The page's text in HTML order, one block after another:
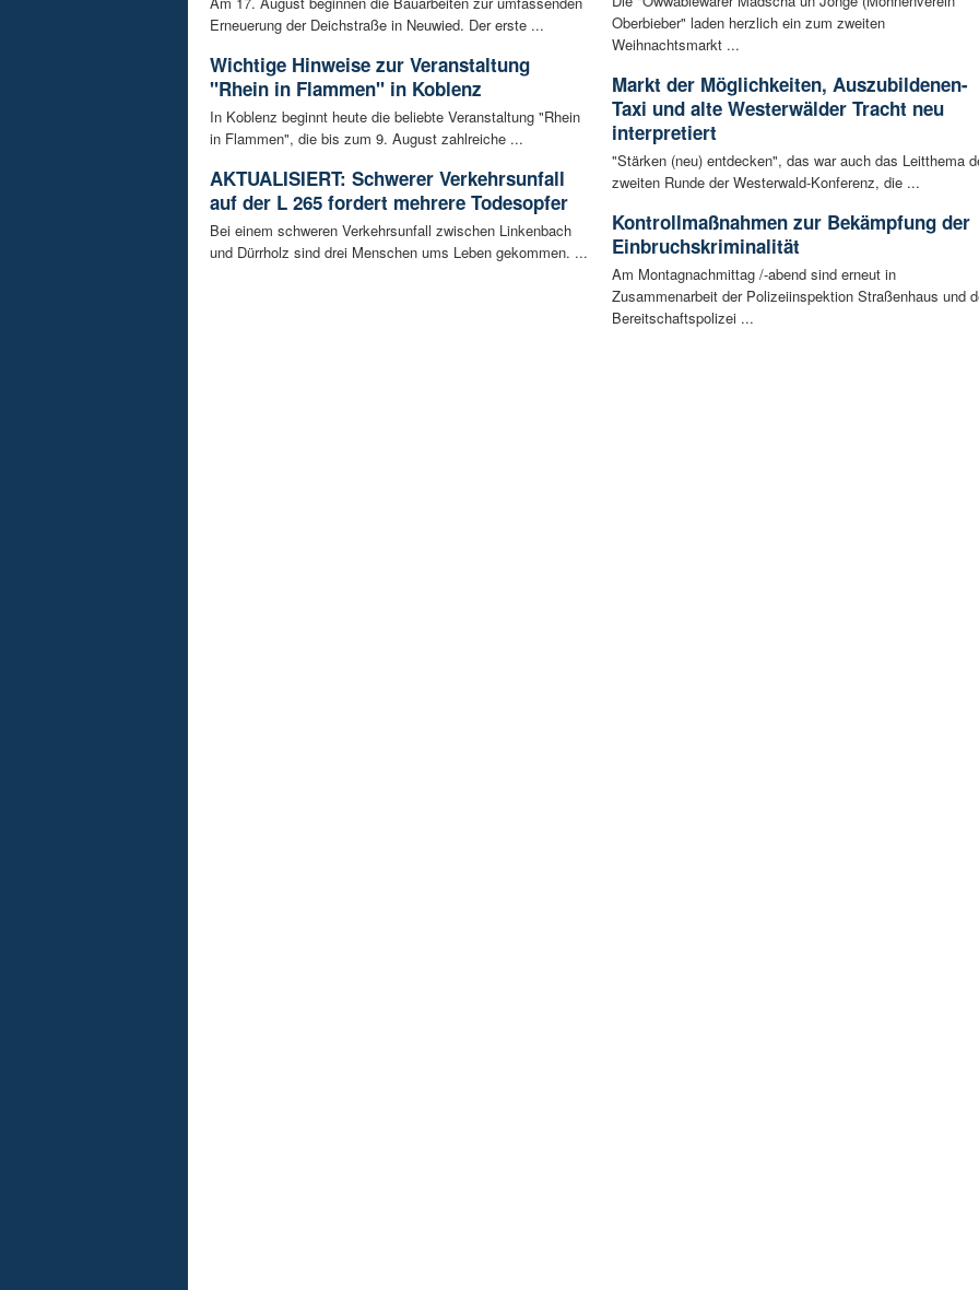
Erneuerung der Deichstraße in Neuwied. Der erste ...
Wichtige Hinweise zur Veranstaltung
"Rhein in Flammen" in Koblenz
In Koblenz beginnt heute die beliebte Veranstaltung "Rhein
in Flammen", die bis zum 9. August zahlreiche ...
AKTUALISIERT: Schwerer Verkehrsunfall
auf der L 265 fordert mehrere Todesopfer
Bei einem schweren Verkehrsunfall zwischen Linkenbach
und Dürrholz sind drei Menschen ums Leben gekommen. ...
Oberbieber" laden herzlich ein zum zweiten
Weihnachtsmarkt ...
Markt der Möglichkeiten, Auszubildenen-
Taxi und alte Westerwälder Tracht neu
interpretiert
"Stärken (neu) entdecken", das war auch das Leitthema
zweiten Runde der Westerwald-Konferenz, die ...
Kontrollmaßnahmen zur Bekämpfung der
Einbruchskriminalität
Am Montagnachmittag /-abend sind erneut in
Zusammenarbeit der Polizeiinspektion Straßenhaus und
Bereitschaftspolizei ...